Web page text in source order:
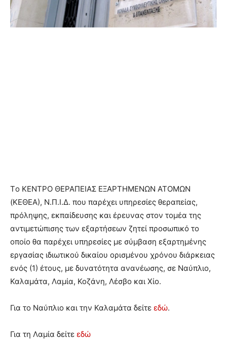
Tο ΚΕΝΤΡΟ ΘΕΡΑΠΕΙΑΣ ΕΞΑΡΤΗΜΕΝΩΝ ΑΤΟΜΩΝ
(ΚΕΘΕΑ), Ν.Π.Ι.Δ. που παρέχει υπηρεσίες θεραπείας,
πρόληψης, εκπαίδευσης και έρευνας στον τομέα της
αντιμετώπισης των εξαρτήσεων ζητεί προσωπικό το
οποίο θα παρέχει υπηρεσίες με σύμβαση εξαρτημένης
εργασίας ιδιωτικού δικαίου ορισμένου χρόνου διάρκειας
ενός (1) έτους, με δυνατότητα ανανέωσης, σε Ναύπλιο,
Καλαμάτα, Λαμία, Κοζάνη, Λέσβο και Χίο.
Για το Ναύπλιο και την Καλαμάτα δείτε εδώ.
Για τη Λαμία δείτε εδώ